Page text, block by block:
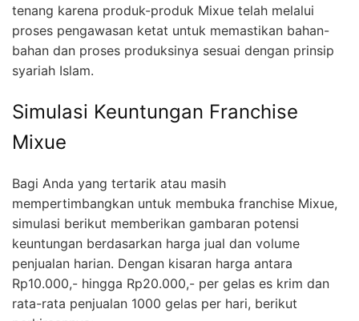
tenang karena produk-produk Mixue telah melalui
proses pengawasan ketat untuk memastikan bahan-
bahan dan proses produksinya sesuai dengan prinsip
syariah Islam.
Simulasi Keuntungan Franchise
Mixue
Bagi Anda yang tertarik atau masih
mempertimbangkan untuk membuka franchise Mixue,
simulasi berikut memberikan gambaran potensi
keuntungan berdasarkan harga jual dan volume
penjualan harian. Dengan kisaran harga antara
Rp10.000,- hingga Rp20.000,- per gelas es krim dan
rata-rata penjualan 1000 gelas per hari, berikut